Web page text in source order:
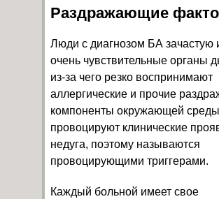
Раздражающие
Люди с диагнозом БА зачастую
очень чувствительные органы
из-за чего резко воспринимают
аллергические и прочие
компоненты окружающей
провоцируют клинические
недуга, поэтому называются
провоцирующими триггерами.
Каждый больной имеет свое